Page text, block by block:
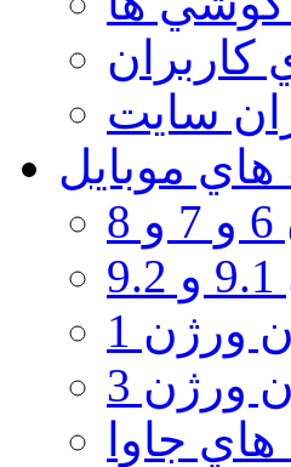
كاربران
سايت
هاي موبايل
ورژن 1
ورژن 3
هاي جاوا